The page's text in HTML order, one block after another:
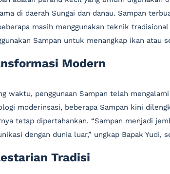
di daerah Sungai dan danau. Sampan
masih menggunakan teknik
Sampan untuk menangkap ikan atau
Modern
waktu, penggunaan Sampan telah
moderinsasi, beberapa Sampan kini
tetap dipertahankan. “Sampan menjadi
dengan dunia luar,” ungkap Bapak Yudi,
Tradisi